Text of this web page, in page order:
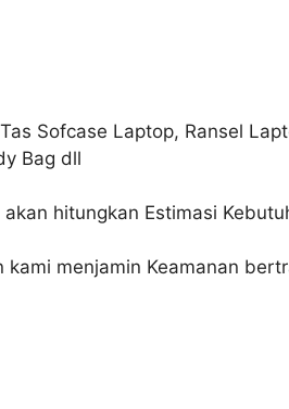
Sofcase Laptop, Ransel
Bag dll
hitungkan Estimasi
menjamin Keamanan